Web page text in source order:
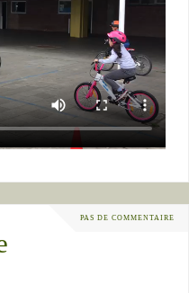
PAS DE COMMENTAIRE